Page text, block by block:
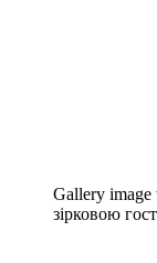
Gallery image
зірковою